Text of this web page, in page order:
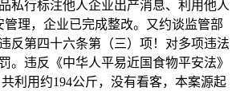
私行标注他人企业出产消息、利用他人
管理，企业已完成整改。又约谈监管部
反第四十六条第（三）项！对多项违法
。违反《中华人平易近国食物平安法》
利用约194公斤，没有看客，本案源起